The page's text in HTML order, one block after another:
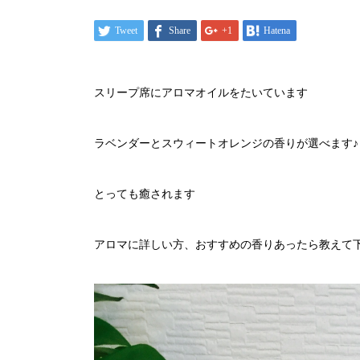
Tweet Share +1 Hatena
スリープ席にアロマオイルをたいています
ラベンダーとスウィートオレンジの香りが選べます♪
とっても癒されます
アロマに詳しい方、おすすめの香りあったら教えて